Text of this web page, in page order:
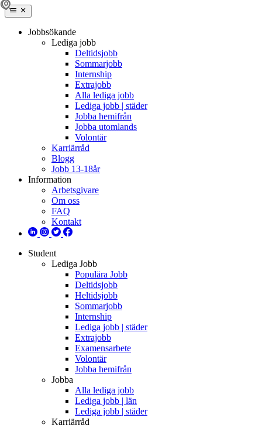
Jobbsökande
Lediga jobb
Deltidsjobb
Sommarjobb
Internship
Extrajobb
Alla lediga jobb
Lediga jobb | städer
Jobba hemifrån
Jobba utomlands
Volontär
Karriärråd
Blogg
Jobb 13-18år
Information
Arbetsgivare
Om oss
FAQ
Kontakt
Student
Lediga Jobb
Populära Jobb
Deltidsjobb
Heltidsjobb
Sommarjobb
Internship
Lediga jobb | städer
Extrajobb
Examensarbete
Volontär
Jobba hemifrån
Jobba
Alla lediga jobb
Lediga jobb | län
Lediga jobb | städer
Karriärråd